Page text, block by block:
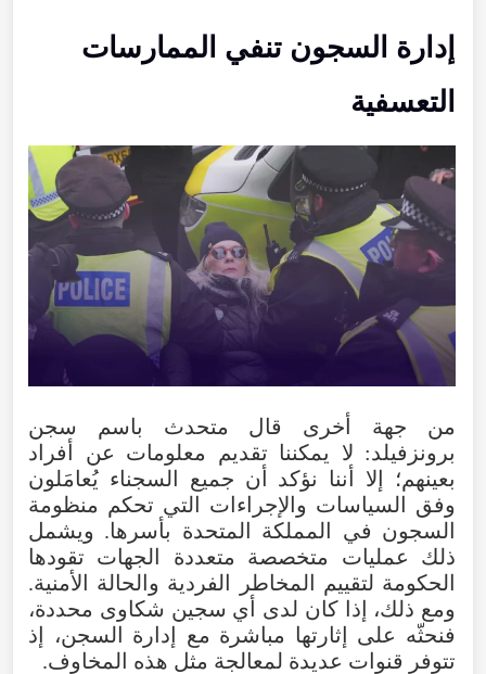
إدارة السجون تنفي الممارسات
التعسفية
من جهة أخرى قال متحدث باسم سجن
برونزفيلد: لا يمكننا تقديم معلومات عن أفراد
بعينهم؛ إلا أننا نؤكد أن جميع السجناء يُعامَلون
وفق السياسات والإجراءات التي تحكم منظومة
السجون في المملكة المتحدة بأسرها. ويشمل
ذلك عمليات متخصصة متعددة الجهات تقودها
الحكومة لتقييم المخاطر الفردية والحالة الأمنية.
ومع ذلك، إذا كان لدى أي سجين شكاوى محددة،
فنحثّه على إثارتها مباشرة مع إدارة السجن، إذ
تتوفر قنوات عديدة لمعالجة مثل هذه المخاوف.